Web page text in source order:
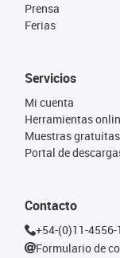
Prensa
Ferias
Servicios
Mi cuenta
Herramientas
Muestras gratuitas
Portal de
Contacto
+54-(0)11-4556-
Formulario de